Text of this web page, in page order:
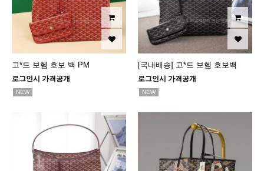
고*드 보헴 호보 백 PM
로그인시 가격공개
NEW
[국내배송] 고*드 보헴 호보백
로그인시 가격공개
NEW